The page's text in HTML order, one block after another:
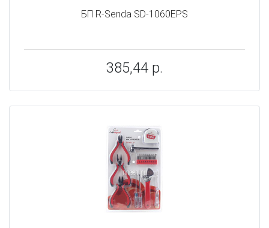
БП R-Senda SD-1060EPS
385,44 р.